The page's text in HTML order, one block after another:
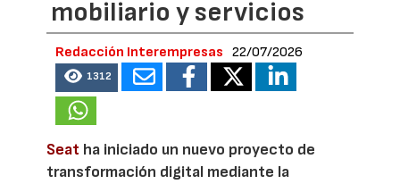
mobiliario y servicios
Redacción Interempresas 22/07/2026
1312
Seat ha iniciado un nuevo proyecto de
transformación digital mediante la